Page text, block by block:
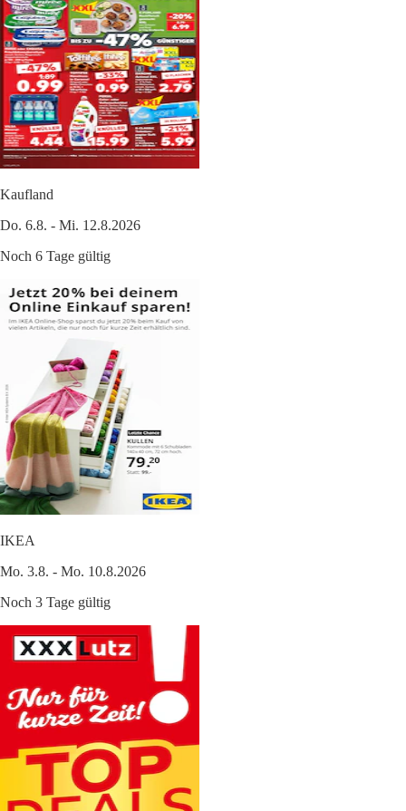
Kaufland
Do. 6.8. - Mi. 12.8.2026
Noch 6 Tage gültig
IKEA
Mo. 3.8. - Mo. 10.8.2026
Noch 3 Tage gültig